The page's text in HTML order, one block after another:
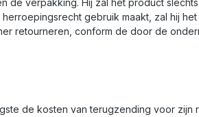
verpakking. Hij zal het product
gebruik maakt, zal hij
retourneren, conform de door de
de kosten van terugzending voor zijn